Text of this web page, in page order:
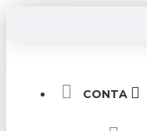
CONTA